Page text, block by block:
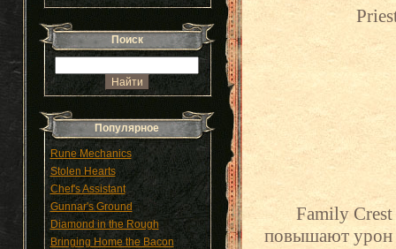
Поиск
Популярное
Rune Mechanics
Stolen Hearts
Chef's Assistant
Gunnar's Ground
Diamond in the Rough
Bringing Home the Bacon
Family Crest
повышают урон